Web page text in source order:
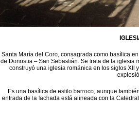
Santa María del Coro, consagrada como basílica
de Donostia – San Sebastián. Se trata de la iglesia
construyó una iglesia románica en los siglos XII
Es una basílica de estilo barroco, aunque
entrada de la fachada está alineada con la